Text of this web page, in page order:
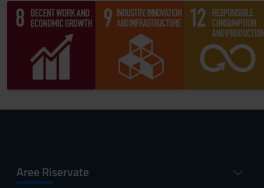
Aree Riservate